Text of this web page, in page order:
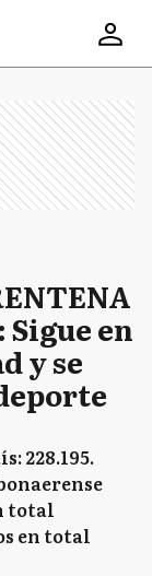
Sigue en
y se
228.195.
total
en total